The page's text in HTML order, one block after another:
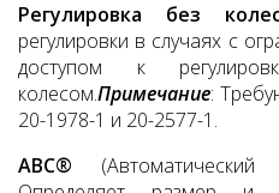
Регулировка без
регулировки в случаях с
доступом к
колесом.Примечание:
20-1978-1 и 20-2577-1.
ABC® (Автоматический